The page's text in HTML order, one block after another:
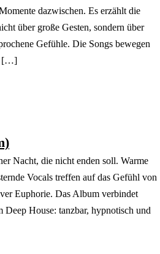
dazwischen. Es erzählt die
über große Gesten, sondern über
Gefühle. Die Songs bewegen
[…]
Nacht, die nicht enden soll. Warme
Vocals treffen auf das Gefühl von
Euphorie. Das Album verbindet
Deep House: tanzbar, hypnotisch und